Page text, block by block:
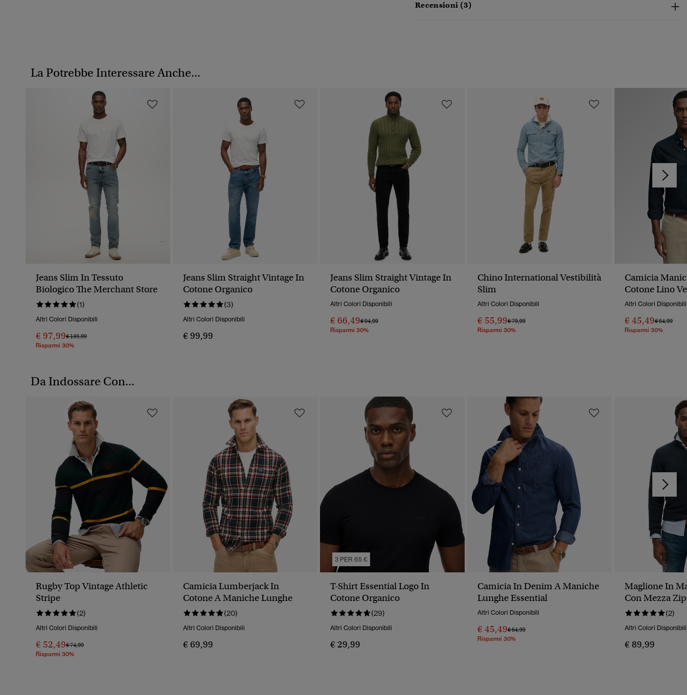
Recensioni (3)
La Potrebbe Interessare Anche...
Jeans Slim In Tessuto
Biologico The Merchant Store
(1)
Altri Colori Disponibili
€ 97,99Prezzo Ridotto Da
€ 139,99A
Risparmi 30%
Jeans Slim Straight Vintage In
Cotone Organico
(3)
Altri Colori Disponibili
€ 99,99
Jeans Slim Straight Vintage In
Cotone Organico
Altri Colori Disponibili
€ 66,49Prezzo Ridotto Da
€ 94,99A
Risparmi 30%
Chino International Vestibilità
Slim
Altri Colori Disponibili
€ 55,99Prezzo Ridotto Da
€ 79,99A
Risparmi 30%
Camicia
Cotone Lino
Comoda
Altri Colori Disponibili
€ 45,49Prezzo
€ 64,99A
Risparmi 30%
Da Indossare Con...
Rugby Top Vintage Athletic
Stripe
(2)
Altri Colori Disponibili
€ 52,49Prezzo Ridotto Da
€ 74,99A
Risparmi 30%
Camicia Lumberjack In
Cotone A Maniche Lunghe
(20)
Altri Colori Disponibili
€ 69,99
3 PER 65 €
T-Shirt Essential Logo In
Cotone Organico
(29)
Altri Colori Disponibili
€ 29,99
Camicia In Denim A Maniche
Lunghe Essential
Altri Colori Disponibili
€ 45,49Prezzo Ridotto Da
€ 64,99A
Risparmi 30%
Maglione In
Con Mezza Zip
(2)
Altri Colori Disponibili
€ 89,99